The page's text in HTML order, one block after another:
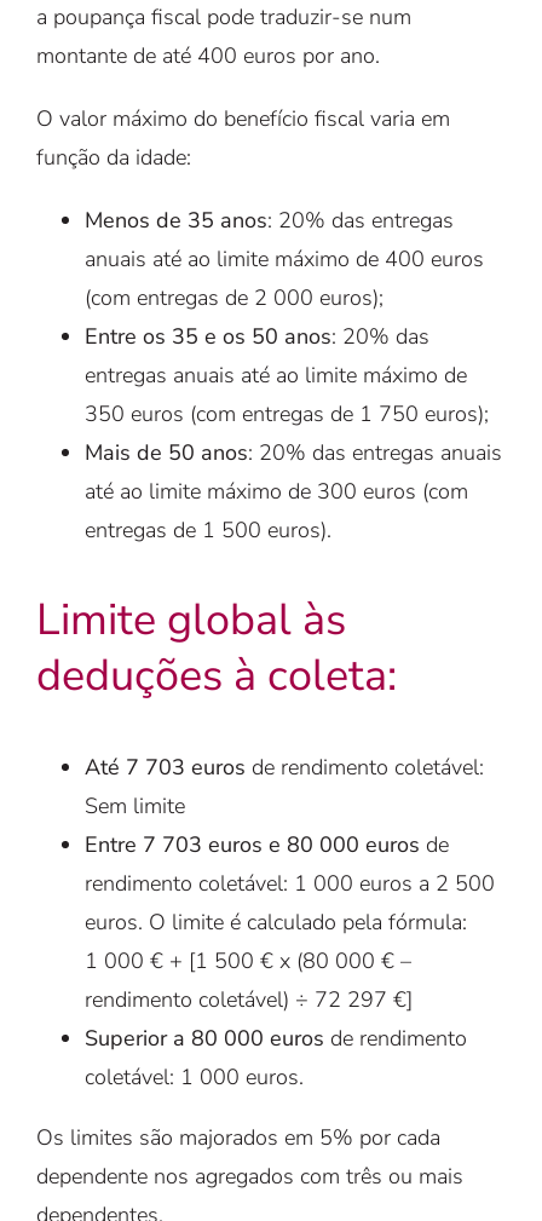
a poupança fiscal pode traduzir-se num
montante de até 400 euros por ano.
O valor máximo do benefício fiscal varia em
função da idade:
Menos de 35 anos: 20% das entregas
anuais até ao limite máximo de 400 euros
(com entregas de 2 000 euros);
Entre os 35 e os 50 anos: 20% das
entregas anuais até ao limite máximo de
350 euros (com entregas de 1 750 euros);
Mais de 50 anos: 20% das entregas anuais
até ao limite máximo de 300 euros (com
entregas de 1 500 euros).
Limite global às
deduções à coleta:
Até 7 703 euros de rendimento coletável:
Sem limite
Entre 7 703 euros e 80 000 euros de
rendimento coletável: 1 000 euros a 2 500
euros. O limite é calculado pela fórmula:
1 000 € + [1 500 € x (80 000 € –
rendimento coletável) ÷ 72 297 €]
Superior a 80 000 euros de rendimento
coletável: 1 000 euros.
Os limites são majorados em 5% por cada
dependente nos agregados com três ou mais
dependentes.